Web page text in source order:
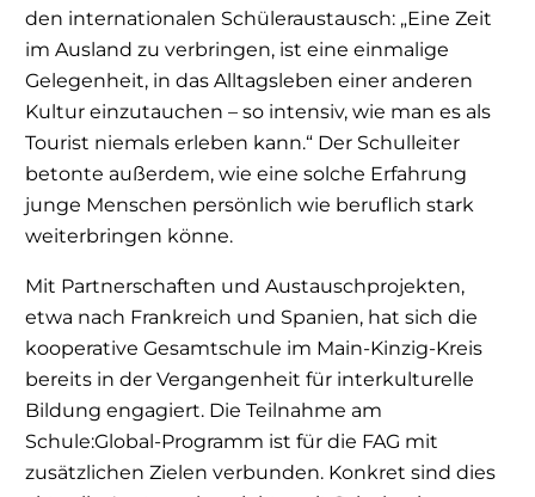
den internationalen Schüleraustausch: „Eine Zeit
im Ausland zu verbringen, ist eine einmalige
Gelegenheit, in das Alltagsleben einer anderen
Kultur einzutauchen – so intensiv, wie man es als
Tourist niemals erleben kann.“ Der Schulleiter
betonte außerdem, wie eine solche Erfahrung
junge Menschen persönlich wie beruflich stark
weiterbringen könne.
Mit Partnerschaften und Austauschprojekten,
etwa nach Frankreich und Spanien, hat sich die
kooperative Gesamtschule im Main-Kinzig-Kreis
bereits in der Vergangenheit für interkulturelle
Bildung engagiert. Die Teilnahme am
Schule:Global-Programm ist für die FAG mit
zusätzlichen Zielen verbunden. Konkret sind dies